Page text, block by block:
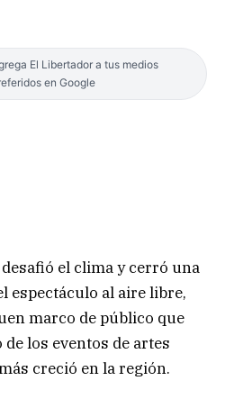
El Libertador a tus medios
en Google
el clima y cerró una
espectáculo al aire libre,
marco de público que
los eventos de artes
creció en la región.